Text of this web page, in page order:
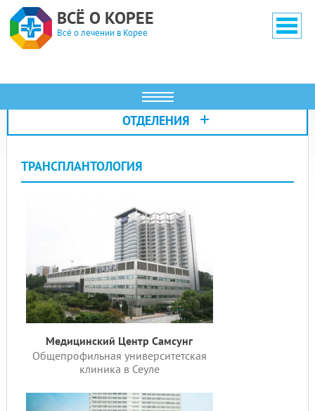
ВСЁ О КОРЕЕ
Всё о лечении в Корее
ОТДЕЛЕНИЯ +
ТРАНСПЛАНТОЛОГИЯ
Медицинский Центр Самсунг
(Samsung Gannam)
Общепрофильная университетская
клиника в Сеуле